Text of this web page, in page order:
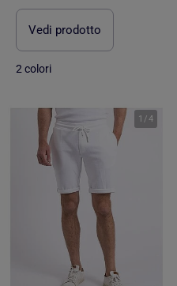
Vedi prodotto
2 colori
1 /4